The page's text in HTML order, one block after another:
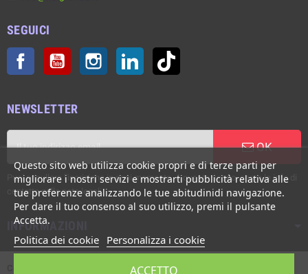
SEGUICI
Facebook YouTube Instagram LinkedIn
NEWSLETTER
OK
Puoi annullare l'iscrizione in ogni momento. A questo scopo, cerca le info di
contatto nelle note legali.
INFORMAZIONI
Questo sito web utilizza cookie propri e di terze parti per
migliorare i nostri servizi e mostrarti pubblicità relativa alle
tue preferenze analizzando le tue abitudinidi navigazione.
Per dare il tuo consenso al suo utilizzo, premi il pulsante
Accetta.
Politica dei cookie Personalizza i cookie
ACCETTO
Copyright © Italgronda s.r.l. 2002/2026. Tutti i diritti sono riservati. E'